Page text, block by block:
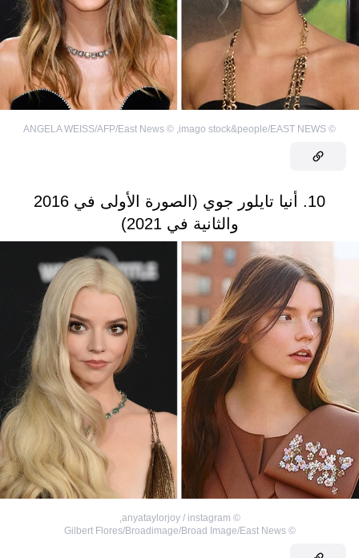
©
imago stock&people/EAST NEWS
,
©
ANGELA WEISS/AFP/East News
10. أنيا تايلور جوي (الصورة الأولى في 2016
والثانية في 2021)
©
anyataylorjoy / instagram
,
©
Gilbert Flores/Broadimage/Broad Image/East News